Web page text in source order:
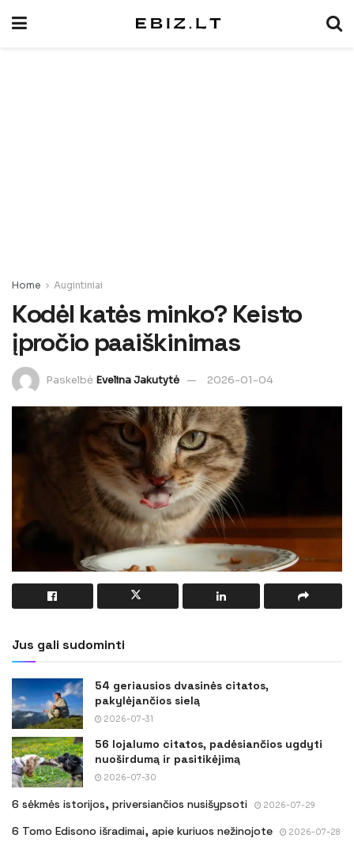
Home Augintiniai
Kodėl katės minko? Keisto
įpročio paaiškinimas
Paskelbė Evelina Jakutytė 2026-01-04
Jus gali sudominti
54 geriausios dvasinės citatos,
pakylėjančios sielą
2026-07-31
56 lojalumo citatos, padėsiančios ugdyti
nuoširdumą ir pasitikėjimą
2026-07-30
6 sėkmės istorijos, priversiančios nusišypsoti 2026-07-29
6 Tomo Edisono išradimai, apie kuriuos nežinojote 2026-07-28